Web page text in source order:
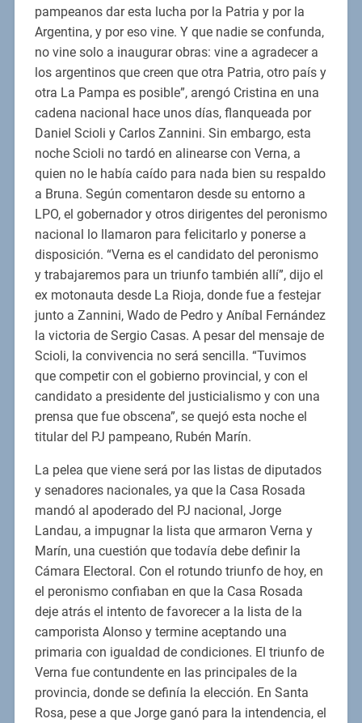
pampeanos dar esta lucha por la Patria y por la
Argentina, y por eso vine. Y que nadie se confunda,
no vine solo a inaugurar obras: vine a agradecer a
los argentinos que creen que otra Patria, otro país y
otra La Pampa es posible”, arengó Cristina en una
cadena nacional hace unos días, flanqueada por
Daniel Scioli y Carlos Zannini. Sin embargo, esta
noche Scioli no tardó en alinearse con Verna, a
quien no le había caído para nada bien su respaldo
a Bruna. Según comentaron desde su entorno a
LPO, el gobernador y otros dirigentes del peronismo
nacional lo llamaron para felicitarlo y ponerse a
disposición. “Verna es el candidato del peronismo
y trabajaremos para un triunfo también allí”, dijo el
ex motonauta desde La Rioja, donde fue a festejar
junto a Zannini, Wado de Pedro y Aníbal Fernández
la victoria de Sergio Casas. A pesar del mensaje de
Scioli, la convivencia no será sencilla. “Tuvimos
que competir con el gobierno provincial, y con el
candidato a presidente del justicialismo y con una
prensa que fue obscena”, se quejó esta noche el
titular del PJ pampeano, Rubén Marín.
La pelea que viene será por las listas de diputados
y senadores nacionales, ya que la Casa Rosada
mandó al apoderado del PJ nacional, Jorge
Landau, a impugnar la lista que armaron Verna y
Marín, una cuestión que todavía debe definir la
Cámara Electoral. Con el rotundo triunfo de hoy, en
el peronismo confiaban en que la Casa Rosada
deje atrás el intento de favorecer a la lista de la
camporista Alonso y termine aceptando una
primaria con igualdad de condiciones. El triunfo de
Verna fue contundente en las principales de la
provincia, donde se definía la elección. En Santa
Rosa, pese a que Jorge ganó para la intendencia, el